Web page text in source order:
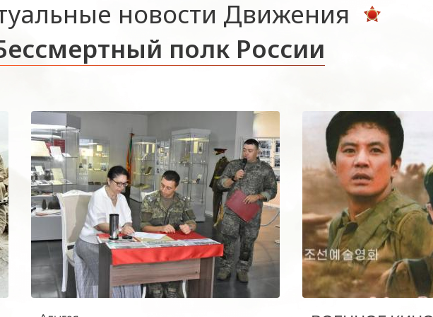
новости Движения
полк России